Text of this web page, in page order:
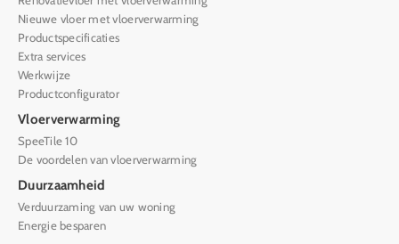
Nieuwe vloer met vloerverwarming
Productspecificaties
Extra services
Werkwijze
Productconfigurator
Vloerverwarming
SpeeTile 10
De voordelen van vloerverwarming
Duurzaamheid
Verduurzaming van uw woning
Energie besparen